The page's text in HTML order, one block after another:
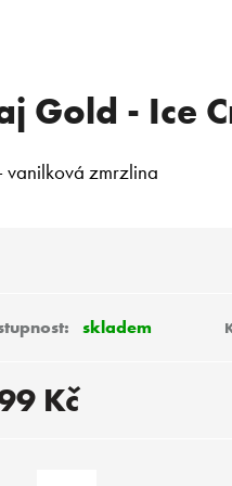
Gold - Ice
zmrzlina
skladem
Kč